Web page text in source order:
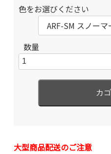
色をお選びください
数量
大型商品配送のご注意